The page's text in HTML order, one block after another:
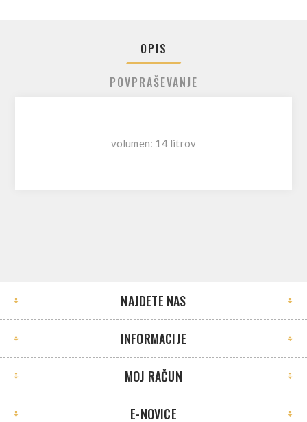
OPIS
POVPRAŠEVANJE
volumen: 14 litrov
NAJDETE NAS
INFORMACIJE
MOJ RAČUN
E-NOVICE